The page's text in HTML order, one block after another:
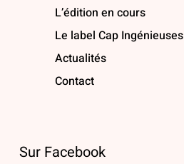
L’édition en cours
Le label Cap Ingénieuses
Actualités
Contact
Sur Facebook